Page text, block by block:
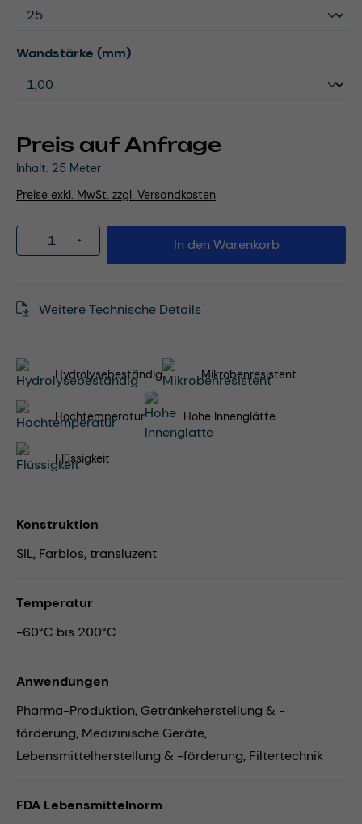
Preis auf Anfrage
Inhalt: 25 Meter
Preise exkl. MwSt. zzgl. Versandkosten
Wandstärke (mm)auswählen
Produkt Anzahl: Gib den gewünschten
In den Warenkorb
Weitere Technische Details
Hydrolysebeständig Mikrobenresistent
Hochtemperatur Hohe Innenglätte
Flüssigkeit
Konstruktion
SIL, Farblos, transluzent
Temperatur
-60°C bis 200°C
Anwendungen
Pharma-Produktion, Getränkeherstellung & -
förderung, Medizinische Geräte,
Lebensmittelherstellung & -förderung, Filtertechnik
FDA Lebensmittelnorm